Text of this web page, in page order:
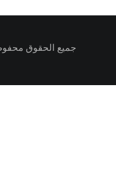
جميع الحقوق